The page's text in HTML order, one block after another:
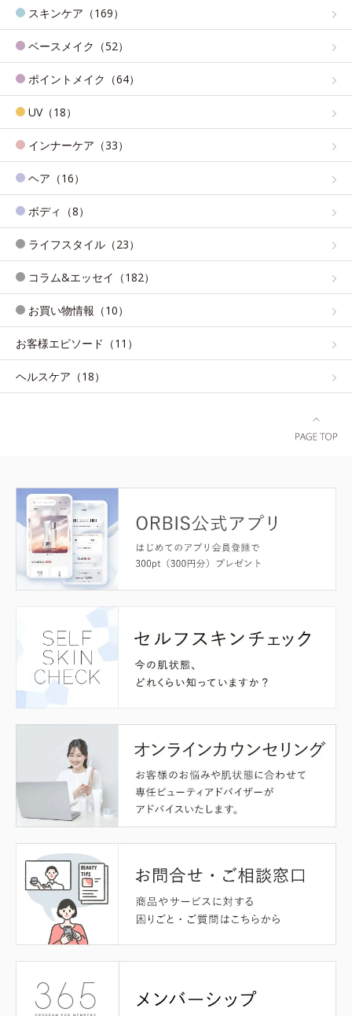
スキンケア（169）
ベースメイク（52）
ポイントメイク（64）
UV（18）
インナーケア（33）
ヘア（16）
ボディ（8）
ライフスタイル（23）
コラム&エッセイ（182）
お買い物情報（10）
お客様エピソード（11）
ヘルスケア（18）